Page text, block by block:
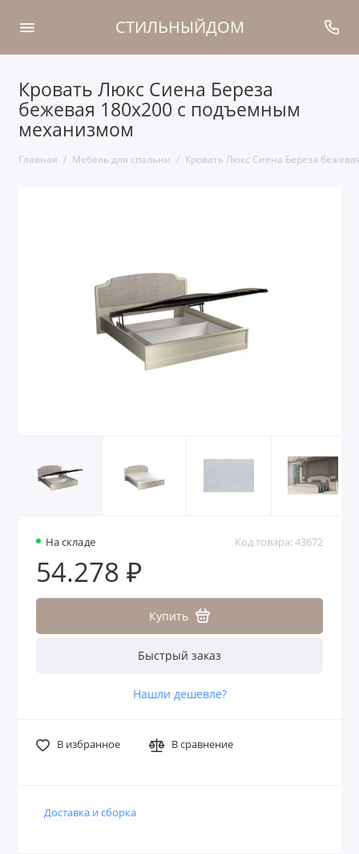
СТИЛЬНЫЙДОМ
Кровать Люкс Сиена Береза
бежевая 180х200 с подъемным
механизмом
Главная Мебель для спальни Кровать Люкс Сиена Береза
На складе Код товара: 43672
54.278 ₽
Купить
Быстрый заказ
Нашли дешевле?
В избранное В сравнение
Доставка и сборка